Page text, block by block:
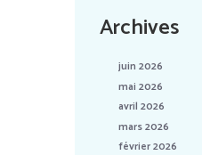
Archives
juin 2026
mai 2026
avril 2026
mars 2026
février 2026